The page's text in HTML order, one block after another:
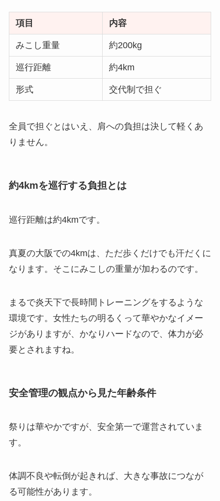
項目 内容
みこし重量 約200kg
巡行距離 約4km
形式 交代制で担ぐ
全員で担ぐとはいえ、肩への負担は決して軽くあ
りません。
約4kmを巡行する負担とは
巡行距離は約4kmです。
真夏の大阪での4kmは、ただ歩くだけでも汗だくに
なります。そこにみこしの重量が加わるのです。
まるで炎天下で長時間トレーニングをするような
環境です。女性たちの明るくって華やかなイメー
ジがありますが、かなりハードなので、体力が必
要とされますね。
安全管理の観点から見た年齢条件
祭りは華やかですが、安全第一で運営されていま
す。
体調不良や転倒が起きれば、大きな事故につなが
る可能性があります。